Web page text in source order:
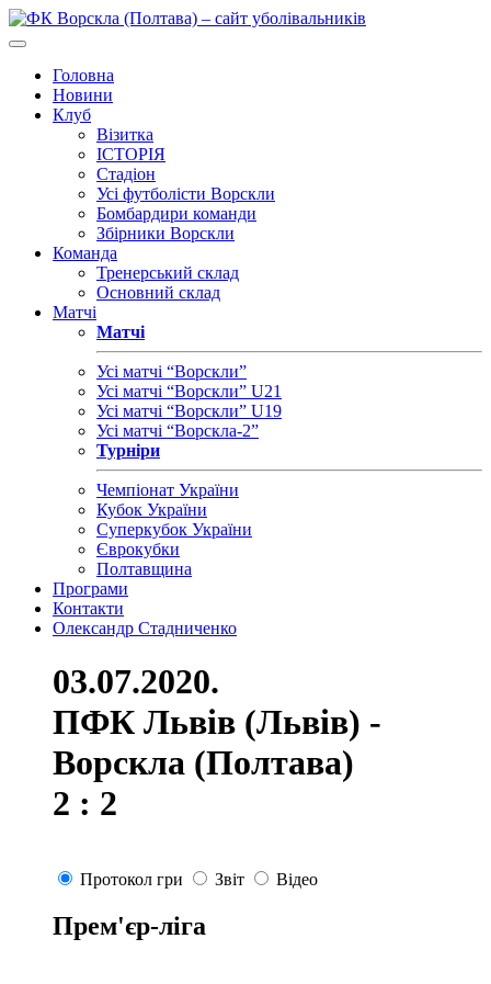
Головна
Новини
Клуб
Візитка
ІСТОРІЯ
Стадіон
Усі футболісти Ворскли
Бомбардири команди
Збірники Ворскли
Команда
Тренерський склад
Основний склад
Матчі
Матчі
Усі матчі “Ворскли”
Усі матчі “Ворскли” U21
Усі матчі “Ворскли” U19
Усі матчі “Ворскла-2”
Турніри
Чемпіонат України
Кубок України
Суперкубок України
Єврокубки
Полтавщина
Програми
Контакти
Олександр Стадниченко
03.07.2020.
ПФК Львів (Львів) -
Ворскла (Полтава)
2 : 2
Протокол гри Звіт Відео
Прем'єр-ліга